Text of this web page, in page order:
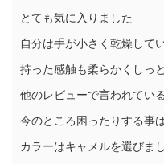
とても気に入りました
自分は手が小さく乾燥して
持った感触も柔らかくしっ
他のレビューで言われてい
今のところ困ったりする事
カラーはキャメルを選びま